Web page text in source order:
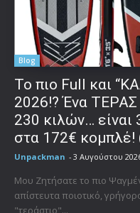
Blog
To πιο Full και
2026!? Ένα ΤΕΡΑΣ
230 κιλών… είναι
στα 172€ κομπλέ!
Unpackman - 3 Αυγούστου
Μου Ζητήσατε το πιο
απίστευτα ποιοτικό,
"τεράστιο"...